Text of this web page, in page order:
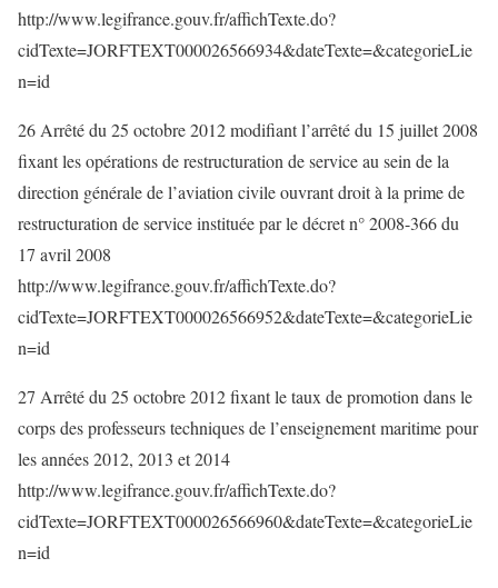
http://www.legifrance.gouv.fr/affichTexte.do?
cidTexte=JORFTEXT000026566934&dateTexte=&categorieLie
n=id
26 Arrêté du 25 octobre 2012 modifiant l’arrêté du 15 juillet 2008
fixant les opérations de restructuration de service au sein de la
direction générale de l’aviation civile ouvrant droit à la prime de
restructuration de service instituée par le décret n° 2008-366 du
17 avril 2008
http://www.legifrance.gouv.fr/affichTexte.do?
cidTexte=JORFTEXT000026566952&dateTexte=&categorieLie
n=id
27 Arrêté du 25 octobre 2012 fixant le taux de promotion dans le
corps des professeurs techniques de l’enseignement maritime pour
les années 2012, 2013 et 2014
http://www.legifrance.gouv.fr/affichTexte.do?
cidTexte=JORFTEXT000026566960&dateTexte=&categorieLie
n=id